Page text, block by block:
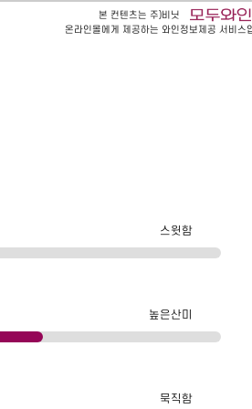
본 컨텐츠는 주)비닛
온라인몰에게 제공하는 와인정보제공 서비스
스윗함
높은산미
묵직함